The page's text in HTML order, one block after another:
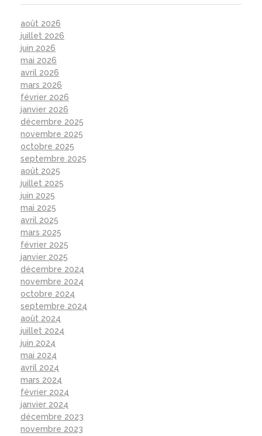
août 2026
juillet 2026
juin 2026
mai 2026
avril 2026
mars 2026
février 2026
janvier 2026
décembre 2025
novembre 2025
octobre 2025
septembre 2025
août 2025
juillet 2025
juin 2025
mai 2025
avril 2025
mars 2025
février 2025
janvier 2025
décembre 2024
novembre 2024
octobre 2024
septembre 2024
août 2024
juillet 2024
juin 2024
mai 2024
avril 2024
mars 2024
février 2024
janvier 2024
décembre 2023
novembre 2023